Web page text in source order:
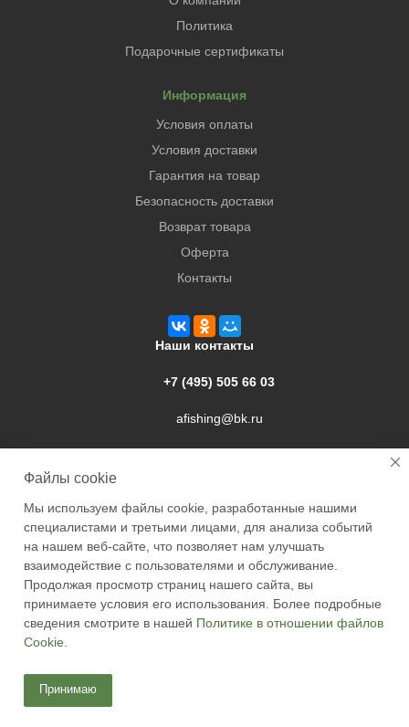
Политика
Подарочные сертификаты
Информация
Условия оплаты
Условия доставки
Гарантия на товар
Безопасность доставки
Возврат товара
Оферта
Контакты
Наши контакты
+7 (495) 505 66 03
afishing@bk.ru
2026 © Academyfishing - продажа товаров для рыбалки по
Москве и России
Файлы cookie
Мы используем файлы cookie, разработанные нашими
специалистами и третьими лицами, для анализа событий
на нашем веб-сайте, что позволяет нам улучшать
взаимодействие с пользователями и обслуживание.
Продолжая просмотр страниц нашего сайта, вы
принимаете условия его использования. Более подробные
сведения смотрите в нашей Политике в отношении файлов
Cookie
Принимаю